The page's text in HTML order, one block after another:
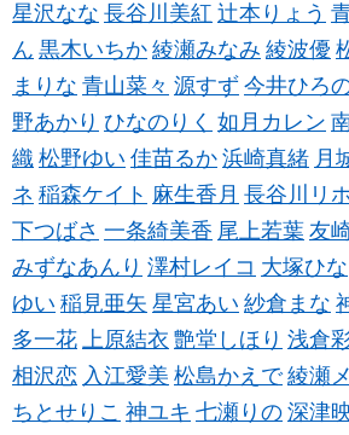
星沢なな 長谷川美紅 辻本りょう
ん 黒木いちか 綾瀬みなみ 綾波優
まりな 青山菜々 源すず 今井ひろ
野あかり ひなのりく 如月カレン
織 松野ゆい 佳苗るか 浜崎真緒 月
ネ 稲森ケイト 麻生香月 長谷川リ
下つばさ 一条綺美香 尾上若葉 友
みずなあんり 澤村レイコ 大塚ひな
ゆい 稲見亜矢 星宮あい 紗倉まな
多一花 上原結衣 艶堂しほり 浅倉
相沢恋 入江愛美 松島かえで 綾瀬
ちとせりこ 神ユキ 七瀬りの 深津